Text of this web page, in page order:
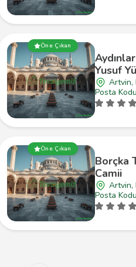
Öne Çıkan
Yusuf
Artvin,
Posta
Öne Çıkan
Borçka
Camii
Artvin,
Posta